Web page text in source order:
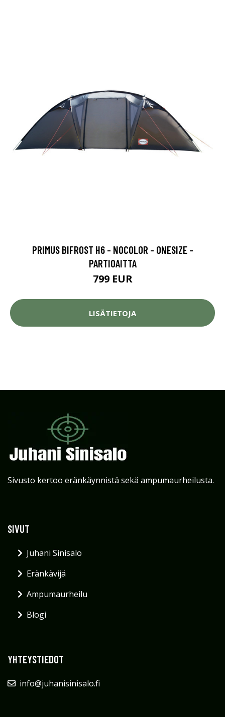
PRIMUS BIFROST H6 - NOCOLOR - ONESIZE -
PARTIOAITTA
799 EUR
LISÄTIETOJA
Sivusto kertoo eränkäynnistä sekä ampumaurheilusta.
SIVUT
Juhani Sinisalo
Eränkävijä
Ampumaurheilu
Blogi
YHTEYSTIEDOT
info@juhanisinisalo.fi